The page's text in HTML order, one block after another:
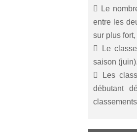
 Le
entre les
sur plus
 Le
saison (juin).
 Les
débutant